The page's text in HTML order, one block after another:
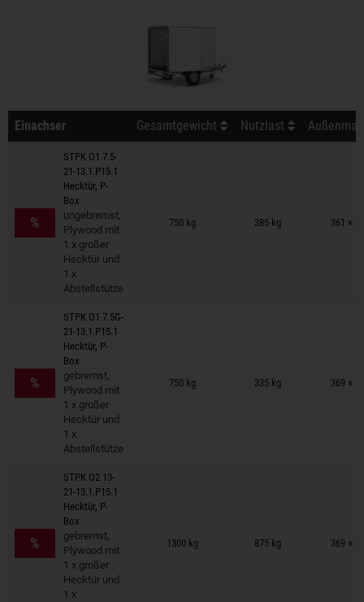
Einachser Gesamtgewicht Nutzlast
%
STPK O1 7.5-
21-13.1.P15.1
Hecktür, P-
Box
ungebremst,
Plywood mit
1 x großer
Hecktür und
1 x
Abstellstütze
750 kg 385 kg 361 ×
Anhänger auf Merkzettel
%
STPK O1 7.5G-
21-13.1.P15.1
Hecktür, P-
Box
gebremst,
Plywood mit
1 x großer
Hecktür und
1 x
Abstellstütze
750 kg 335 kg 369 ×
Anhänger auf Merkzettel
%
STPK O2 13-
21-13.1.P15.1
Hecktür, P-
Box
gebremst,
Plywood mit
1 x großer
Hecktür und
1 x
1300 kg 875 kg 369 ×
Anhänger auf Merkzettel